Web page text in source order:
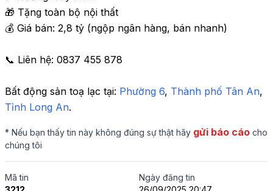
🎁 Tặng toàn bộ nội thất
💰 Giá bán: 2,8 tỷ (ngộp ngân hàng, bán nhanh)
📞 Liên hệ: 0837 455 878
Bất động sản toạ lạc tại: Phường 6, Thành phố Tân An,
Tỉnh Long An.
* Nếu bạn thấy tin này không đúng sự thật hãy gửi báo cáo cho
chúng tôi
Mã tin
Ngày đăng tin